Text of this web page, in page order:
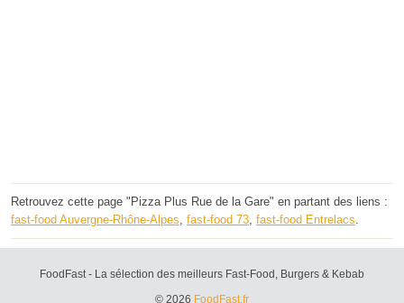
Retrouvez cette page "Pizza Plus Rue de la Gare" en partant des liens :
fast-food Auvergne-Rhône-Alpes, fast-food 73, fast-food Entrelacs.
FoodFast - La sélection des meilleurs Fast-Food, Burgers & Kebab
© 2026 FoodFast.fr